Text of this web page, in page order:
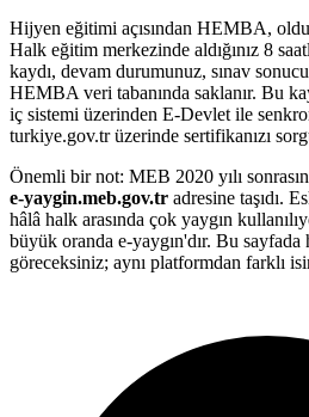
Hijyen eğitimi açısından HEMBA,
Halk eğitim merkezinde aldığınız 8
kaydı, devam durumunuz, sınav
HEMBA veri tabanında saklanır. Bu
iç sistemi üzerinden E-Devlet ile
turkiye.gov.tr üzerinde sertifikanızı
Önemli bir not: MEB 2020 yılı
e-yaygin.meb.gov.tr adresine taşıdı.
hâlâ halk arasında çok yaygın
büyük oranda e-yaygın'dır. Bu
göreceksiniz; aynı platformdan farklı